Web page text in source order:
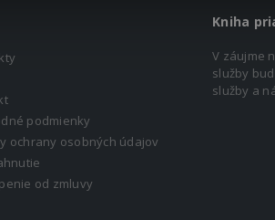
podmienky
ochrany osobných údajov
od zmluvy
Kniha
V záujme
služby
služby a